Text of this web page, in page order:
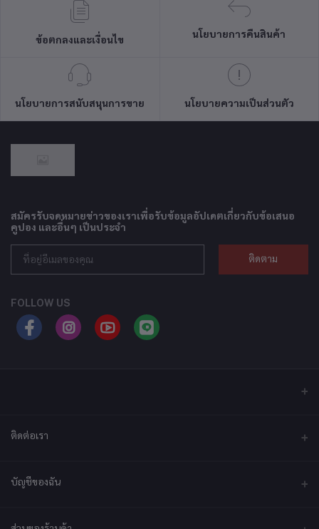
ข้อตกลงและเงื่อนไข
นโยบายการคืนสินค้า
นโยบายการสนับสนุนการขาย นโยบายความเป็นส่วนตัว
สมัครรับจดหมายข่าวของเราเพื่อรับข้อมูลอัปเดตเกี่ยวกับข้อเสนอ
คูปอง และอื่นๆ เป็นประจำ
ติดตาม
FOLLOW US
ติดต่อเรา
ที่อยู่
จังหวัดนครปฐม 73210
บัญชีของฉัน
เข้าสู่ระบบ